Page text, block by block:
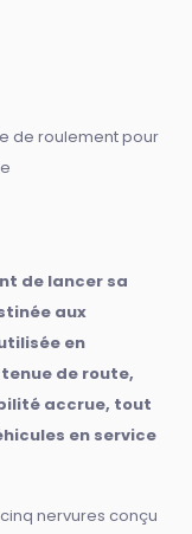
de lancer sa
aux
en
de route,
accrue, tout
en service
nervures conçu